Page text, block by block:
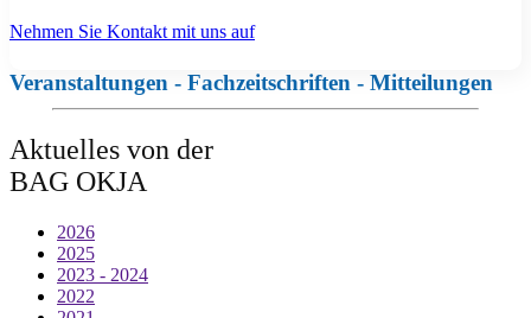
Nehmen Sie Kontakt mit uns auf
Veranstaltungen - Fachzeitschriften - Mitteilungen
Aktuelles von der
BAG OKJA
2026
2025
2023 - 2024
2022